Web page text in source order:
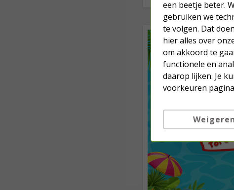
een beetje beter.
gebruiken we
te volgen. Dat
hier alles over
om akkoord te
functionele en
daarop lijken. Je
voorkeuren
Weigeren